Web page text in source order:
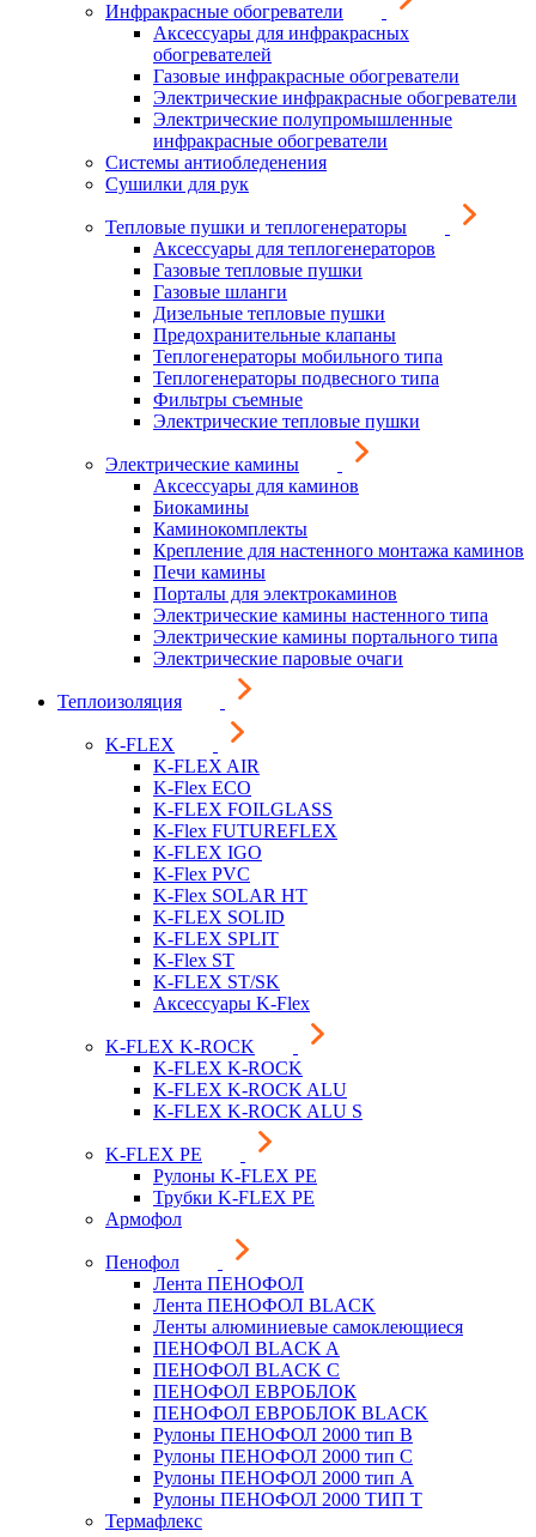
Инфракрасные обогреватели
Аксессуары для инфракрасных
обогревателей
Газовые инфракрасные обогреватели
Электрические инфракрасные обогреватели
Электрические полупромышленные
инфракрасные обогреватели
Системы антиобледенения
Сушилки для рук
Тепловые пушки и теплогенераторы
Аксессуары для теплогенераторов
Газовые тепловые пушки
Газовые шланги
Дизельные тепловые пушки
Предохранительные клапаны
Теплогенераторы мобильного типа
Теплогенераторы подвесного типа
Фильтры съемные
Электрические тепловые пушки
Электрические камины
Аксессуары для каминов
Биокамины
Каминокомплекты
Крепление для настенного монтажа каминов
Печи камины
Порталы для электрокаминов
Электрические камины настенного типа
Электрические камины портального типа
Электрические паровые очаги
Теплоизоляция
K-FLEX
K-FLEX AIR
K-Flex ECO
K-FLEX FOILGLASS
K-Flex FUTUREFLEX
K-FLEX IGO
K-Flex PVC
K-Flex SOLAR HT
K-FLEX SOLID
K-FLEX SPLIT
K-Flex ST
K-FLEX ST/SK
Аксессуары K-Flex
K-FLEX K-ROCK
K-FLEX K-ROCK
K-FLEX K-ROCK ALU
K-FLEX K-ROCK ALU S
K-FLEX PE
Рулоны K-FLEX PE
Трубки K-FLEX PE
Армофол
Пенофол
Лента ПЕНОФОЛ
Лента ПЕНОФОЛ BLACK
Ленты алюминиевые самоклеющиеся
ПЕНОФОЛ BLACK A
ПЕНОФОЛ BLACK С
ПЕНОФОЛ ЕВРОБЛОК
ПЕНОФОЛ ЕВРОБЛОК BLACK
Рулоны ПЕНОФОЛ 2000 тип B
Рулоны ПЕНОФОЛ 2000 тип C
Рулоны ПЕНОФОЛ 2000 тип А
Рулоны ПЕНОФОЛ 2000 ТИП Т
Термафлекс